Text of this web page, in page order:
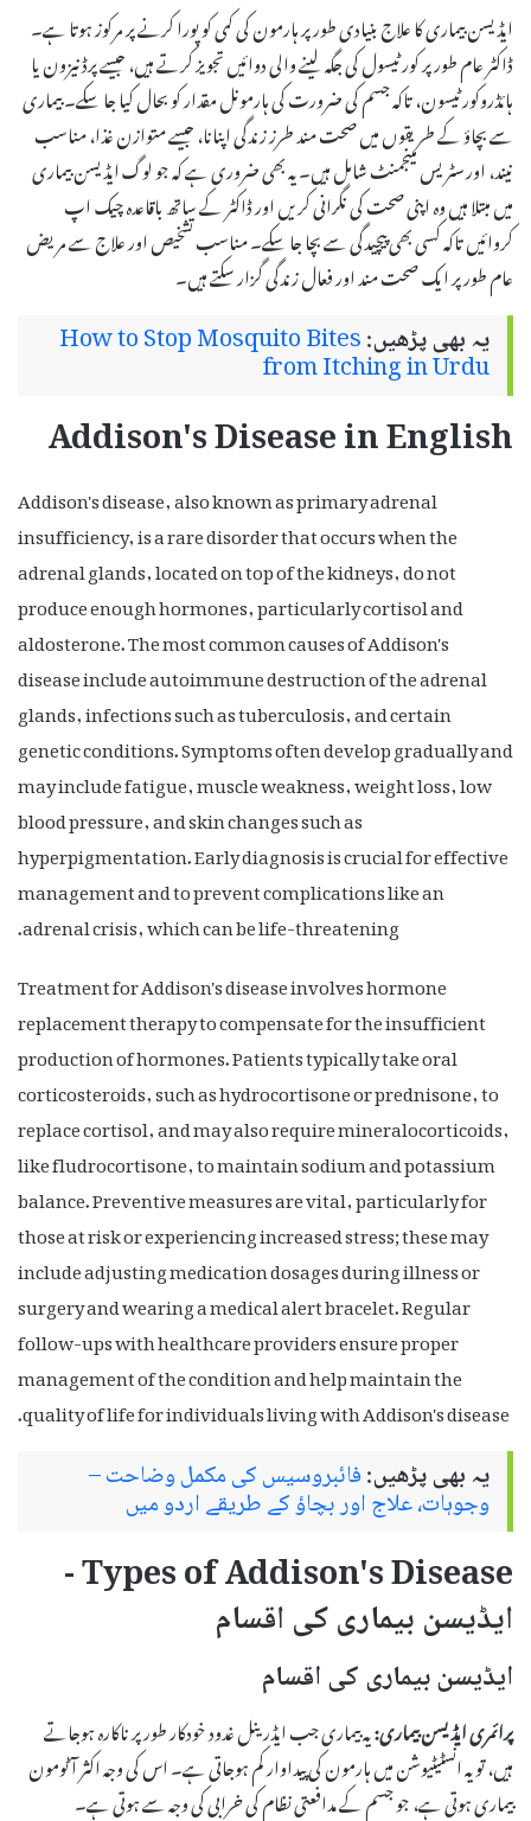
ایڈیسن بیماری کا علاج بنیادی طور پر ہارمون کی کمی کو پورا کرنے پر مرکوز ہوتا ہے۔
ڈاکٹر عام طور پر کورٹیسول کی جگہ لینے والی دوائیں تجویز کرتے ہیں، جیسے پرڈنیزون یا
ہائڈروکورٹیسون، تاکہ جسم کی ضرورت کی ہارمونل مقدار کو بحال کیا جا سکے۔ بیماری
سے بچاؤ کے طریقوں میں صحت مند طرز زندگی اپنانا، جیسے متوازن غذا، مناسب
نیند، اور سٹریس مینجمنٹ شامل ہیں۔ یہ بھی ضروری ہے کہ جو لوگ ایڈیسن بیماری
میں مبتلا ہیں وہ اپنی صحت کی نگرانی کریں اور ڈاکٹر کے ساتھ باقاعدہ چیک اپ
کروائیں تاکہ کسی بھی پیچیدگی سے بچا جا سکے۔ مناسب تشخیص اور علاج سے مریض
عام طور پر ایک صحت مند اور فعال زندگی گزار سکتے ہیں۔
یہ بھی پڑھیں:How to Stop Mosquito Bites
from Itching in Urdu
Addison's Disease in English
Addison's disease, also known as primary adrenal
insufficiency, is a rare disorder that occurs when the
adrenal glands, located on top of the kidneys, do not
produce enough hormones, particularly cortisol and
aldosterone. The most common causes of Addison's
disease include autoimmune destruction of the adrenal
glands, infections such as tuberculosis, and certain
genetic conditions. Symptoms often develop gradually and
may include fatigue, muscle weakness, weight loss, low
blood pressure, and skin changes such as
hyperpigmentation. Early diagnosis is crucial for effective
management and to prevent complications like an
adrenal crisis, which can be life-threatening.
Treatment for Addison's disease involves hormone
replacement therapy to compensate for the insufficient
production of hormones. Patients typically take oral
corticosteroids, such as hydrocortisone or prednisone, to
replace cortisol, and may also require mineralocorticoids,
like fludrocortisone, to maintain sodium and potassium
balance. Preventive measures are vital, particularly for
those at risk or experiencing increased stress; these may
include adjusting medication dosages during illness or
surgery and wearing a medical alert bracelet. Regular
follow-ups with healthcare providers ensure proper
management of the condition and help maintain the
quality of life for individuals living with Addison's disease.
یہ بھی پڑھیں:فائبروسیس کی مکمل وضاحت –
وجوہات، علاج اور بچاؤ کے طریقے اردو میں
Types of Addison's Disease -
ایڈیسن بیماری کی اقسام
ایڈیسن بیماری کی اقسام
پرائمری ایڈیسن بیماری:یہ بیماری جب ایڈرینل غدود خودکار طور پر ناکارہ ہوجاتے
ہیں، تو یہ انسٹیٹیوشن میں ہارمون کی پیداوار کم ہوجاتی ہے۔ اس کی وجہ اکثر آٹومون
بیماری ہوتی ہے، جو جسم کے مدافعتی نظام کی خرابی کی وجہ سے ہوتی ہے۔